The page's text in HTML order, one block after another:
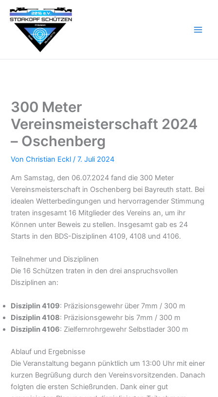
Inhalt
springen
300 Meter
Vereinsmeisterschaft 2024
– Oschenberg
VonChristian Eckl/7. Juli 2024
Am Samstag, den 06.07.2024 fand die 300 Meter
Vereinsmeisterschaft in Oschenberg bei Bayreuth statt. Bei
idealen Wetterbedingungen und hervorragender Stimmung
traten insgesamt 16 Mitglieder des Vereins an, um ihr
Können unter Beweis zu stellen. Insgesamt gab es 24
Starts in den BDS-Disziplinen 4109, 4108 und 4106.
Teilnehmer und Disziplinen
Die 16 Schützen traten in den drei anspruchsvollen
Disziplinen an:
Disziplin 4109: Präzisionsgewehr über 7mm / 300 m
Disziplin 4108: Präzisionsgewehr bis 7mm / 300 m
Disziplin 4106: Zielfernrohrgewehr Selbstlader 300 m
Ablauf und Ergebnisse
Die Veranstaltung begann pünktlich um 13:00 Uhr mit einer
kurzen Begrüßung durch den Vereinsvorsitzenden. Danach
folgten die ersten Schießrunden. Dank einer gut